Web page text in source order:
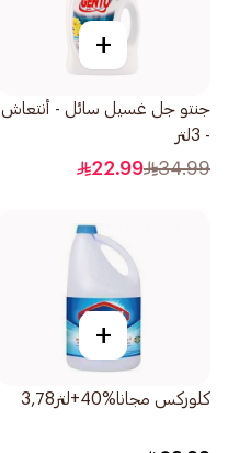
+
جنتو جل غسيل سائل - أنتعاش
- 3لتر
34.99
22.99
+
كلوركس مجانا%40+لتر3,78